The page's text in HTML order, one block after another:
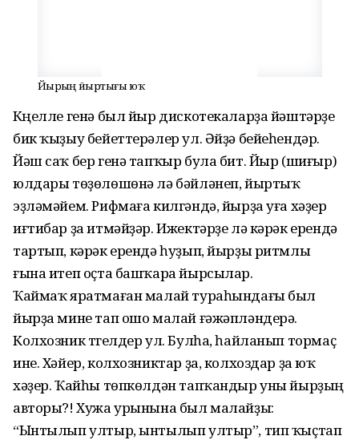
Йырҙың йыртығы юҡ
Күңелле генә был йыр диско­те­каларҙа йәштәрҙе
бик ҡыҙыу бе­йеттерәлер ул. Әйҙә бейеһендәр.
Йәш саҡ бер генә тапҡыр була бит. Йыр (шиғыр)
юлдары төҙөлөшөнә лә бәйләнеп, йыртыҡ
эҙләмәйем. Рифмаға килгәндә, йырҙа уға хәҙер
иғтибар ҙа итмәйҙәр. Ижектәрҙе лә кәрәк ерендә
тартып, кәрәк ерендә һуҙып, йырҙы ритмлы
ғына итеп оҫта башҡара йырсылар.
Ҡаймаҡ яратмаған малай тура­һындағы был
йырҙа мине тап ошо малай ғәжәпләндерә.
Колхозник түгелдер ул. Булһа, һайланып тормаҫ
ине. Хәйер, колхозниктар ҙа, колхоздар ҙа юҡ
хәҙер. Ҡайһы төпкөлдән тапҡандыр уны йырҙың
авторы?! Хужа урынына был малайҙы:
“Ынтылып ултыр, ынтылып ултыр”, тип ҡыҫтап